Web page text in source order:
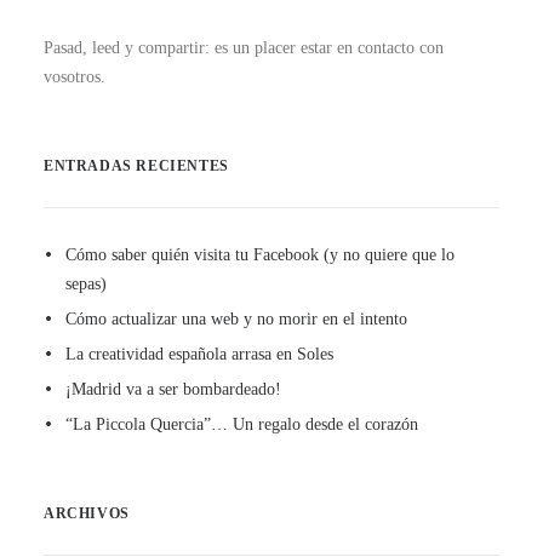
Pasad, leed y compartir: es un placer estar en contacto con
vosotros.
ENTRADAS RECIENTES
Cómo saber quién visita tu Facebook (y no quiere que lo
sepas)
Cómo actualizar una web y no morir en el intento
La creatividad española arrasa en Soles
¡Madrid va a ser bombardeado!
“La Piccola Quercia”… Un regalo desde el corazón
ARCHIVOS